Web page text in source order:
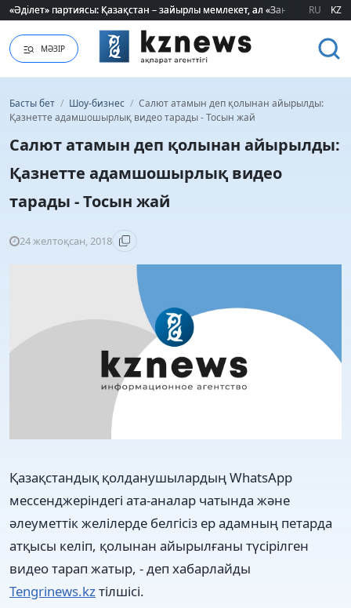
«Әділет» партиясы: Қазақстан – зайырлы мемлекет, ал «Заң және
«Әділет» партиясы: Қазақстан – зайырлы мемлекет, ал «Заң жәнеRU KZ
МӘЗІР
Басты бет / Шоу-бизнес / Салют атамын деп қолынан айырылды:
Қазнетте адамшошырлық видео тарады - Тосын жай
Салют атамын деп қолынан айырылды:
Қазнетте адамшошырлық видео
тарады - Тосын жай
24 желтоқсан, 2018
Қазақстандық қолданушылардың WhatsApp
мессенджеріндегі ата-аналар чатында және
әлеуметтік желілерде белгісіз ер адамның петарда
атқысы келіп, қолынан айырылғаны түсірілген
видео тарап жатыр, - деп хабарлайды
Tengrinews.kz тілшісі.